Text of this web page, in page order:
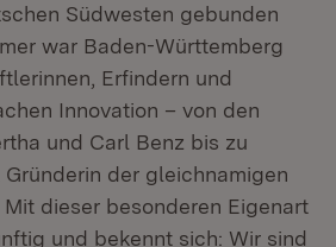
Südwesten gebunden
war Baden-Württemberg
Erfindern und
Innovation – von den
und Carl Benz bis zu
der gleichnamigen
. Mit dieser besonderen Eigenart
und bekennt sich: Wir sind